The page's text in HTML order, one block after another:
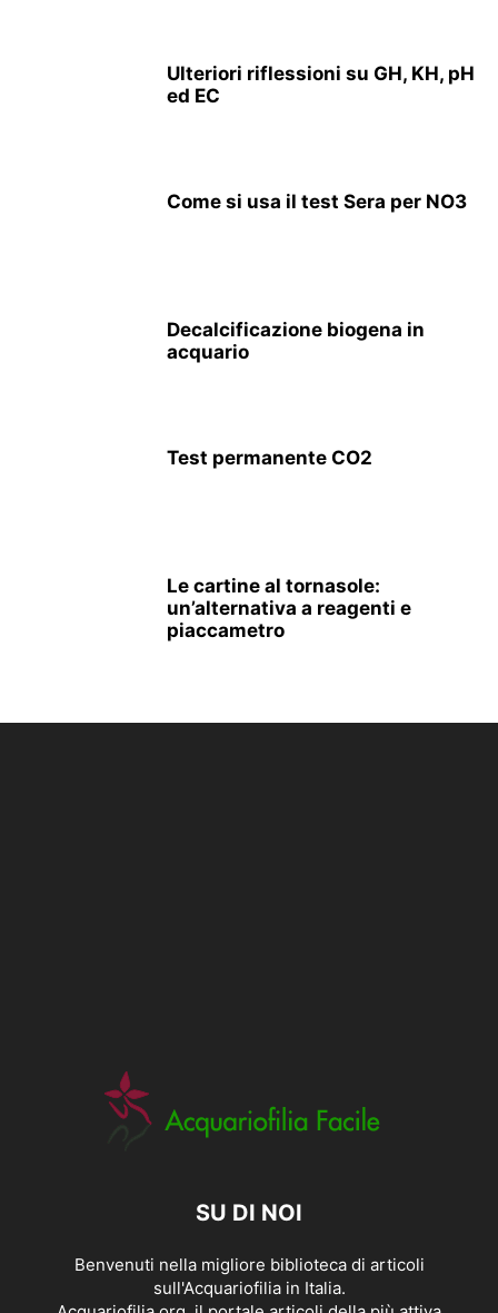
Ulteriori riflessioni su GH, KH, pH
ed EC
Come si usa il test Sera per NO3
Decalcificazione biogena in
acquario
Test permanente CO2
Le cartine al tornasole:
un’alternativa a reagenti e
piaccametro
SU DI NOI
Benvenuti nella migliore biblioteca di articoli
sull'Acquariofilia in Italia.